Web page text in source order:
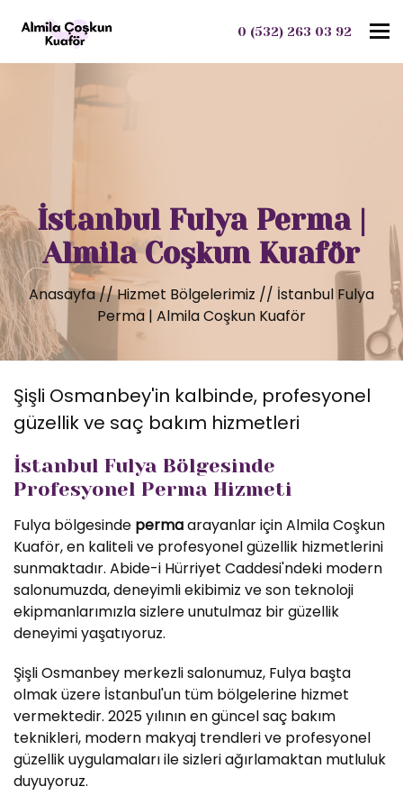
0 (532) 263 03 92
İstanbul Fulya Perma |
Almila Coşkun Kuaför
Anasayfa//Hizmet Bölgelerimiz // İstanbul Fulya
Perma | Almila Coşkun Kuaför
Şişli Osmanbey'in kalbinde, profesyonel
güzellik ve saç bakım hizmetleri
İstanbul Fulya Bölgesinde
Profesyonel Perma Hizmeti
Fulya bölgesinde permaarayanlar için Almila Coşkun
Kuaför, en kaliteli ve profesyonel güzellik hizmetlerini
sunmaktadır. Abide-i Hürriyet Caddesi'ndeki modern
salonumuzda, deneyimli ekibimiz ve son teknoloji
ekipmanlarımızla sizlere unutulmaz bir güzellik
deneyimi yaşatıyoruz.
Şişli Osmanbey merkezli salonumuz, Fulya başta
olmak üzere İstanbul'un tüm bölgelerine hizmet
vermektedir. 2025 yılının en güncel saç bakım
teknikleri, modern makyaj trendleri ve profesyonel
güzellik uygulamaları ile sizleri ağırlamaktan mutluluk
duyuyoruz.